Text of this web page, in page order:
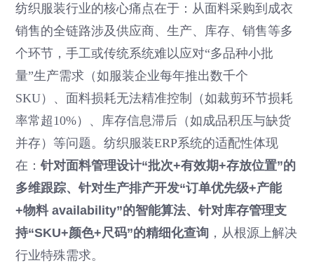
纺织服装行业的核心痛点在于：从面料采购到成衣
销售的全链路涉及供应商、生产、库存、销售等多
个环节，手工或传统系统难以应对“多品种小批
量”生产需求（如服装企业每年推出数千个
SKU）、面料损耗无法精准控制（如裁剪环节损耗
率常超10%）、库存信息滞后（如成品积压与缺货
并存）等问题。纺织服装ERP系统的适配性体现
在：针对面料管理设计“批次+有效期+存放位置”的
多维跟踪、针对生产排产开发“订单优先级+产能
+物料 availability”的智能算法、针对库存管理支
持“SKU+颜色+尺码”的精细化查询 ，从根源上解决
行业特殊需求。